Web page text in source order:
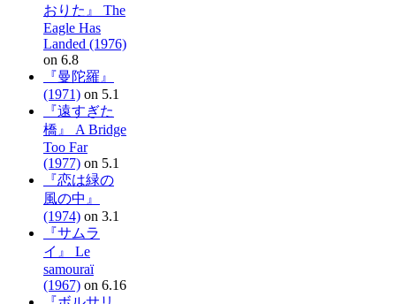
おりた』 The
Eagle Has
Landed (1976)
on 6.8
『曼陀羅』
(1971)on 5.1
『遠すぎた
橋』 A Bridge
Too Far
(1977)on 5.1
『恋は緑の
風の中』
(1974)on 3.1
『サムラ
イ』 Le
samouraï
(1967)on 6.16